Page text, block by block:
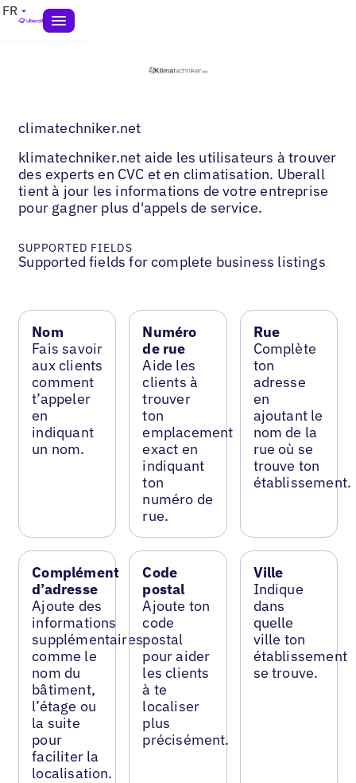
FR
climatechniker.net
klimatechniker.net aide les utilisateurs à trouver
des experts en CVC et en climatisation. Uberall
tient à jour les informations de votre entreprise
pour gagner plus d'appels de service.
SUPPORTED FIELDS
Supported fields for complete business listings
Nom
Fais savoir
aux clients
comment
t’appeler
en
indiquant
un nom.
Numéro
de rue
Aide les
clients à
trouver
ton
emplacement
exact en
indiquant
ton
numéro de
rue.
Rue
Complète
ton
adresse
en
ajoutant le
nom de la
rue où se
trouve ton
établissement.
Complément
d’adresse
Ajoute des
informations
supplémentaires
comme le
nom du
bâtiment,
l’étage ou
la suite
pour
faciliter la
localisation.
Code
postal
Ajoute ton
code
postal
pour aider
les clients
à te
localiser
plus
précisément.
Ville
Indique
dans
quelle
ville ton
établissement
se trouve.